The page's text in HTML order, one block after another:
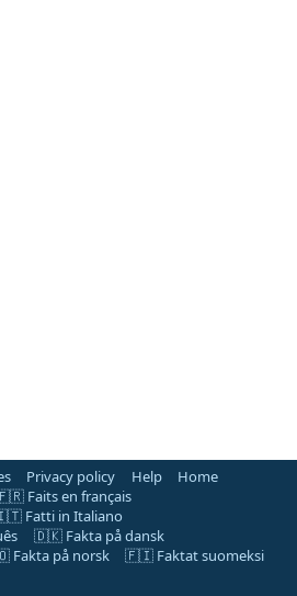
Privacy policy Help
Home
Faits en français
Fatti in Italiano
🇩🇰 Fakta på dansk
Fakta på norsk
🇫🇮 Faktat suomeksi